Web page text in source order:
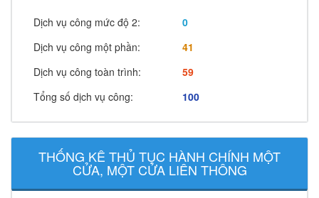
Dịch vụ công mức độ 2:
0
Dịch vụ công một phần:
41
Dịch vụ công toàn trình:
59
Tổng số dịch vụ công:
100
THỐNG KÊ THỦ TỤC HÀNH CHÍNH MỘT
CỬA, MỘT CỬA LIÊN THÔNG